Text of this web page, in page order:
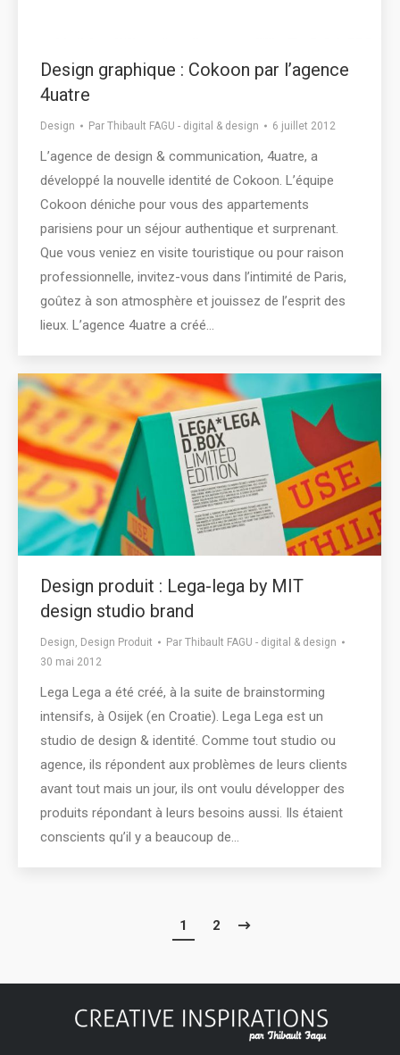
Design graphique : Cokoon par l’agence
4uatre
Design Par Thibault FAGU - digital & design 6 juillet 2012
L’agence de design & communication, 4uatre, a
développé la nouvelle identité de Cokoon. L’équipe
Cokoon déniche pour vous des appartements
parisiens pour un séjour authentique et surprenant.
Que vous veniez en visite touristique ou pour raison
professionnelle, invitez-vous dans l’intimité de Paris,
goûtez à son atmosphère et jouissez de l’esprit des
lieux. L’agence 4uatre a créé…
Design produit : Lega-lega by MIT
design studio brand
Design, Design Produit Par Thibault FAGU - digital & design
30 mai 2012
Lega Lega a été créé, à la suite de brainstorming
intensifs, à Osijek (en Croatie). Lega Lega est un
studio de design & identité. Comme tout studio ou
agence, ils répondent aux problèmes de leurs clients
avant tout mais un jour, ils ont voulu développer des
produits répondant à leurs besoins aussi. Ils étaient
conscients qu’il y a beaucoup de…
1 2